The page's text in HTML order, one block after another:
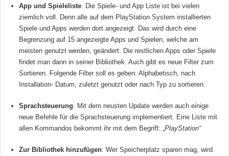
App und Spieleliste: Die Spiele- und App Liste ist bei vielen
ziemlich voll. Denn alle auf dem PlayStationSystem installierten
Spiele und Apps werden dort angezeigt. Das wird durch eine
Begrenzung auf 15 angezeigte Apps und Spielen, welche am
meisten genutzt werden, geändert. Die restlichen Apps oder Spiele
findet man dann in seiner Bibliothek. Auch gibt es neue Filter zum
Sortieren. Folgende Filter soll es geben: Alphabetisch, nach
Installation- Datum, zuletzt genutzt oder nach Typ zu sortieren.
Sprachsteuerung: Mit dem neusten Update werden auch einige
neue Befehle für die Sprachsteuerung implementiert. Eine Liste mit
allen Kommandos bekommt ihr mit dem Begriff: „PlayStation“
Zur Bibliothek hinzufügen: Wer Speicherplatz sparen mag, wird